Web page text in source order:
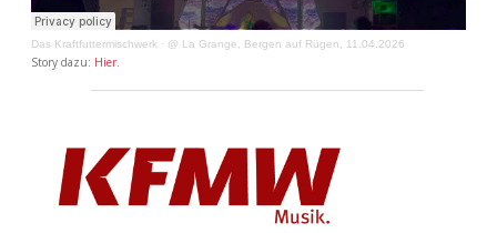
Das Kraftfuttermischwerk · @ La Grange, Bergen auf Rügen, 11.04.2026
Story dazu: Hier